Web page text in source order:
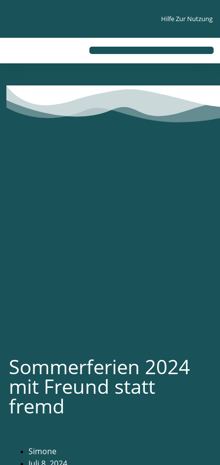
Hilfe Zur Nutzung
Sommerferien 2024
mit Freund statt
fremd
Simone